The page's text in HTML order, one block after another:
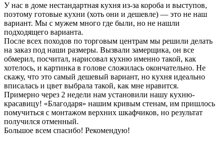
У нас в доме нестандартная кухня из-за короба и выступов,
поэтому готовые кухни (хоть они и дешевле) — это не наш
вариант. Мы с мужем много где были, но не нашли
подходящего варианта.
После всех походов по торговым центрам мы решили делать
на заказ под наши размеры. Вызвали замерщика, он все
обмерил, посчитал, нарисовал кухню именно такой, как
хотелось, и картинка в голове сложилась окончательно. Не
скажу, что это самый дешевый вариант, но кухня идеально
вписалась и цвет выбрала такой, как мне нравится.
Примерно через 2 недели нам установили нашу кухню-
красавицу! «Благодаря» нашим кривым стенам, им пришлось
помучиться с монтажом верхних шкафчиков, но результат
получился отменный.
Большое всем спасибо! Рекомендую!